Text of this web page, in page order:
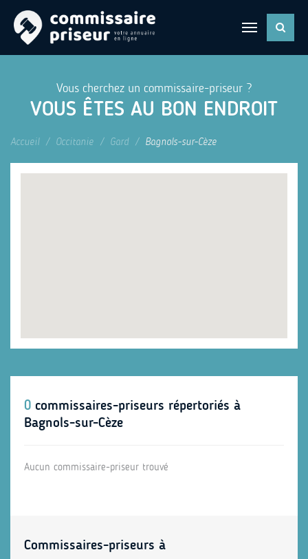
Vous cherchez un commissaire-priseur ?
VOUS ÊTES AU BON ENDROIT
Accueil Occitanie Gard Bagnols-sur-Cèze
0 commissaires-priseurs répertoriés à
Bagnols-sur-Cèze
Aucun commissaire-priseur trouvé
Commissaires-priseurs à